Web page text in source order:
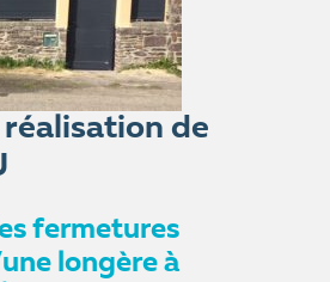
réalisation de
fermetures
longère à